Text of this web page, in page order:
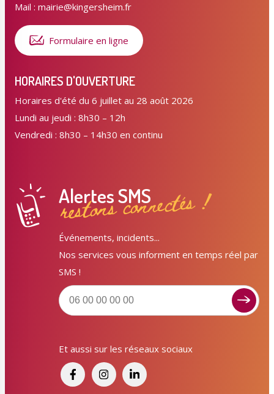
Mail : mairie@kingersheim.fr
Formulaire en ligne
HORAIRES D'OUVERTURE
Horaires d'été du 6 juillet au 28 août 2026
Lundi au jeudi : 8h30 – 12h
Vendredi : 8h30 – 14h30 en continu
Alertes SMS
restons connectés !
Événements, incidents...
Nos services vous informent en temps réel par
SMS !
Et aussi sur les réseaux sociaux
Signaler un dysfonctionnement ?